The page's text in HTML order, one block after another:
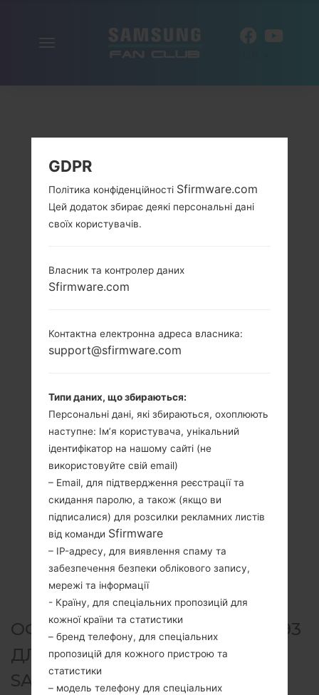
ОФІЦІЙНА ПРОШИВКА #96693
ДЛЯ SM-J710MN -
SAMSUNGGALAXY J7 2016
GDPR
Політика конфіденційності Sfirmware.com
Цей додаток збирає деякі персональні дані
своїх користувачів.
Власник та контролер даних
Sfirmware.com
Контактна електронна адреса власника:
support@sfirmware.com
Типи даних, що збираються:
Персональні дані, які збираються, охоплюють
наступне: Ім’я користувача, унікальний
ідентифікатор на нашому сайті (не
використовуйте свій email)
– Email, для підтвердження реєстрації та
скидання паролю, а також (якщо ви
підписалися) для розсилки рекламних листів
від команди Sfirmware
– IP-адресу, для виявлення спаму та
забезпечення безпеки облікового запису,
мережі та інформації
- Країну, для спеціальних пропозицій для
кожної країни та статистики
– бренд телефону, для спеціальних
пропозицій для кожного пристрою та
статистики
– модель телефону для спеціальних